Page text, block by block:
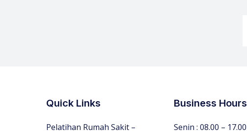
Quick Links
Pelatihan Rumah Sakit –
Business Hours
Senin : 08.00 – 17.00